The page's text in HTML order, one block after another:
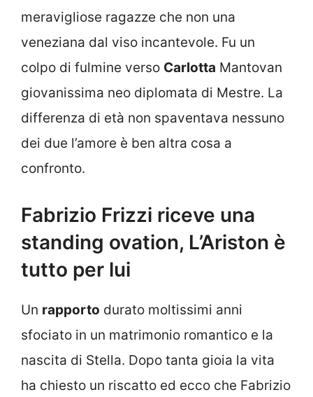
meravigliose ragazze che non una
veneziana dal viso incantevole. Fu un
colpo di fulmine verso Carlotta Mantovan
giovanissima neo diplomata di Mestre. La
differenza di età non spaventava nessuno
dei due l’amore è ben altra cosa a
confronto.
Fabrizio Frizzi riceve una
standing ovation, L’Ariston è
tutto per lui
Un rapporto durato moltissimi anni
sfociato in un matrimonio romantico e la
nascita di Stella. Dopo tanta gioia la vita
ha chiesto un riscatto ed ecco che Fabrizio